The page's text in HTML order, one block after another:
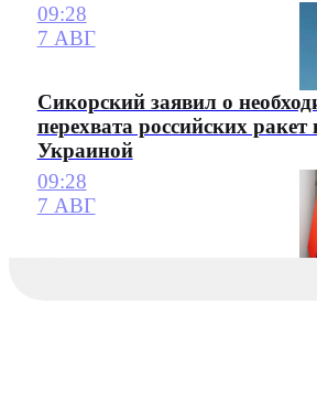
09:28
7 АВГ
Сикорский заявил о
перехвата российских ракет
Украиной
09:28
7 АВГ